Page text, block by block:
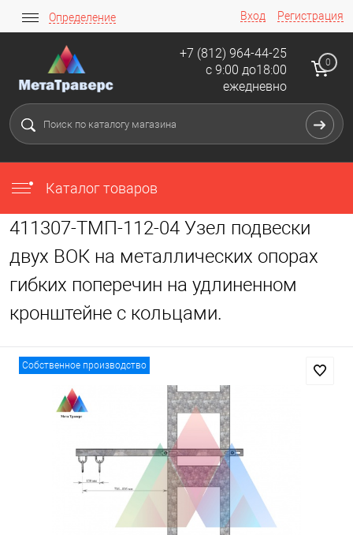
Вход Регистрация
Определение
+7 (812) 964-44-25
с 9:00 до18:00
ежедневно
0
Каталог товаров
411307-ТМП-112-04 Узел подвески
двух ВОК на металлических опорах
гибких поперечин на удлиненном
кронштейне с кольцами.
Собственное производство